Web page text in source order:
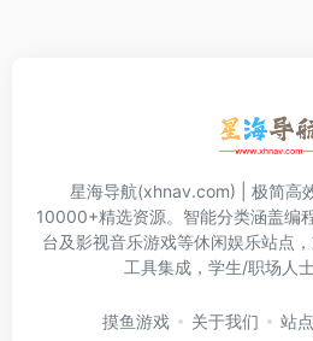
星海导航(xhnav.com) | 极简高
10000+精选资源。智能分类涵盖编
台及影视音乐游戏等休闲娱乐站点
工具集成，学生/职场人
摸鱼游戏 关于我们 站